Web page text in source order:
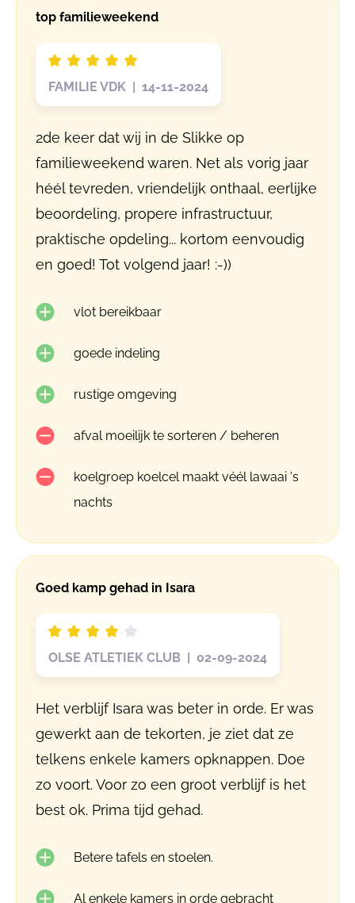
top familieweekend
FAMILIE VDK | 14-11-2024
2de keer dat wij in de Slikke op
familieweekend waren. Net als vorig jaar
héél tevreden, vriendelijk onthaal, eerlijke
beoordeling, propere infrastructuur,
praktische opdeling... kortom eenvoudig
en goed! Tot volgend jaar! :-))
vlot bereikbaar
goede indeling
rustige omgeving
afval moeilijk te sorteren / beheren
koelgroep koelcel maakt véél lawaai 's
nachts
Goed kamp gehad in Isara
OLSE ATLETIEK CLUB | 02-09-2024
Het verblijf Isara was beter in orde. Er was
gewerkt aan de tekorten, je ziet dat ze
telkens enkele kamers opknappen. Doe
zo voort. Voor zo een groot verblijf is het
best ok. Prima tijd gehad.
Betere tafels en stoelen.
Al enkele kamers in orde gebracht